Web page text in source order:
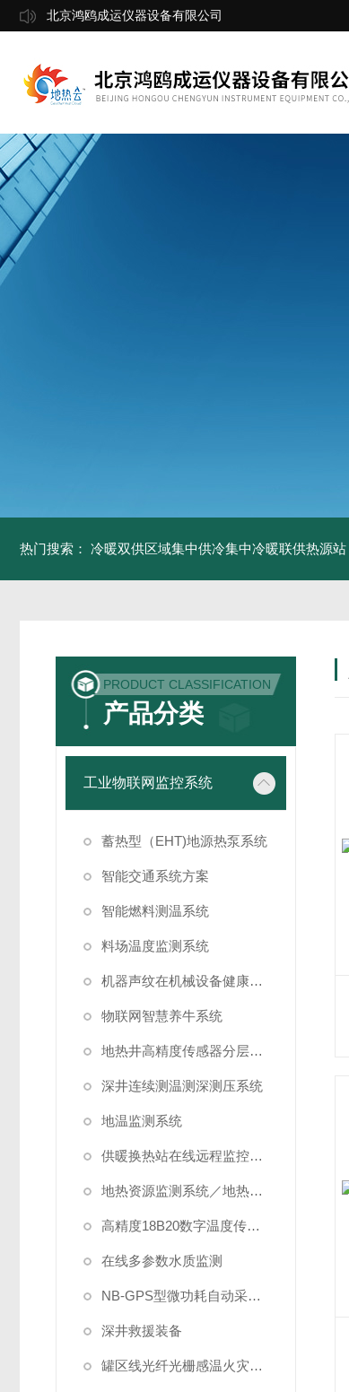
北京鸿鸥成运仪器设备有限公司
热门搜索： 冷暖双供区域集中供冷集中冷暖联供热源站
PRODUCT CLASSIFICATION
产品分类
工业物联网监控系统
蓄热型（EHT)地源热泵系统
智能交通系统方案
智能燃料测温系统
料场温度监测系统
机器声纹在机械设备健康状态监测中的应用
物联网智慧养牛系统
地热井高精度传感器分层测温方案
深井连续测温测深测压系统
地温监测系统
供暖换热站在线远程监控系统方案
地热资源监测系统／地热管理系统
高精度18B20数字温度传感器
在线多参数水质监测
NB-GPS型微功耗自动采集系统
深井救援装备
罐区线光纤光栅感温火灾探测系统